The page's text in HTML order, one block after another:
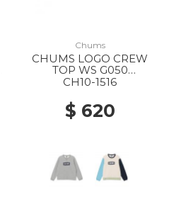
Chums
CHUMS LOGO CREW
TOP WS G050
H/GRAY/NAVY
CH10-1516
$ 620